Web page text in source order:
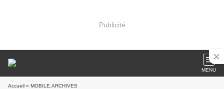
Publicité
MENU
Accueil » MOBILE.ARCHIVES